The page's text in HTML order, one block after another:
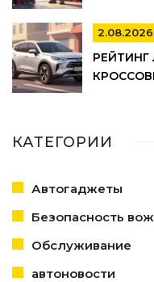
2.08.2026
КАТЕГОРИИ
Автогаджеты
Безопасность
Обслуживание
автоновости